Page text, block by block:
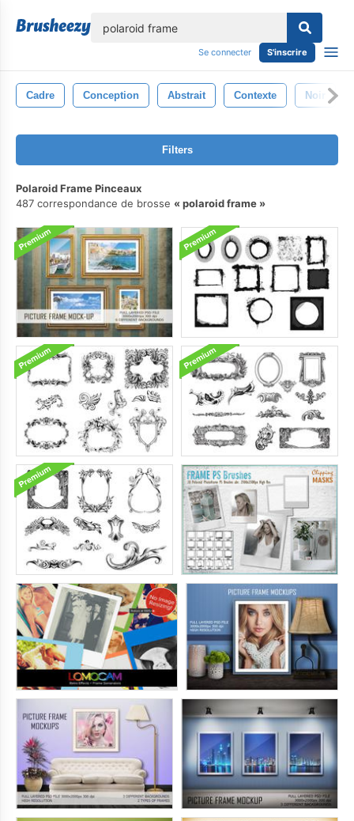
Se connecter S'inscrire
Cadre Conception Abstrait Contexte Noir
Filters
Polaroid Frame Pinceaux
487 correspondance de brosse
polaroid frame